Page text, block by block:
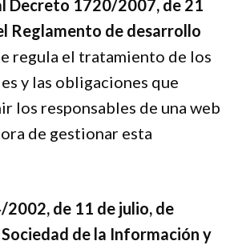
Decreto 1720/2007, de 21
Reglamento de desarrollo
regula el tratamiento de los
y las obligaciones que
los responsables de una web
de gestionar esta
2002, de 11 de julio, de
de la Información y